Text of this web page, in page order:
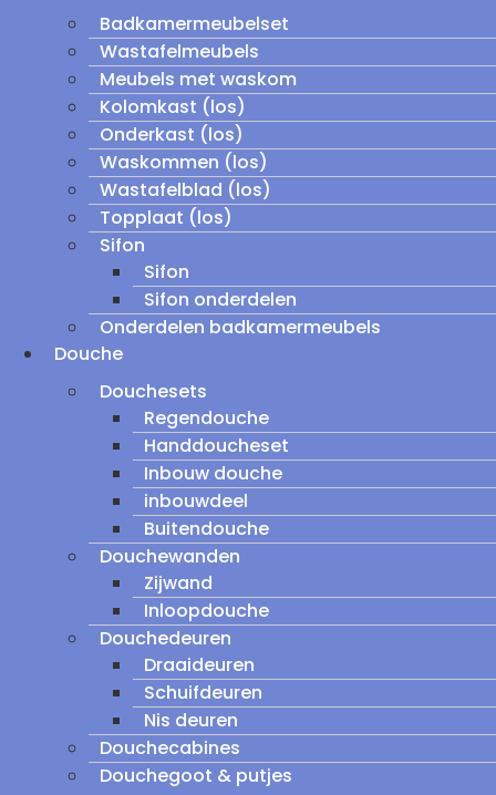
Badkamermeubelset
Wastafelmeubels
Meubels met waskom
Kolomkast (los)
Onderkast (los)
Waskommen (los)
Wastafelblad (los)
Topplaat (los)
Sifon
Sifon
Sifon onderdelen
Onderdelen badkamermeubels
Douche
Douchesets
Regendouche
Handdoucheset
Inbouw douche
inbouwdeel
Buitendouche
Douchewanden
Zijwand
Inloopdouche
Douchedeuren
Draaideuren
Schuifdeuren
Nis deuren
Douchecabines
Douchegoot & putjes